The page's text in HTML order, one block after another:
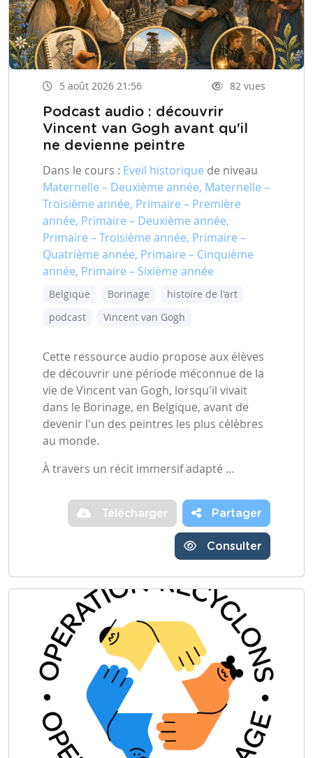
5 août 2026 21:56 82 vues
Podcast audio : découvrir
Vincent van Gogh avant qu'il
ne devienne peintre
Dans le cours : Eveil historique de niveau
Maternelle – Deuxième année, Maternelle –
Troisième année, Primaire – Première
année, Primaire – Deuxième année,
Primaire – Troisième année, Primaire –
Quatrième année, Primaire – Cinquième
année, Primaire – Sixième année
Belgique Borinage
histoire de l'art
podcast
Vincent van Gogh
Cette ressource audio propose aux élèves
de découvrir une période méconnue de la
vie de Vincent van Gogh, lorsqu'il vivait
dans le Borinage, en Belgique, avant de
devenir l'un des peintres les plus célèbres
au monde.
À travers un récit immersif adapté …
Télécharger Partager
Consulter